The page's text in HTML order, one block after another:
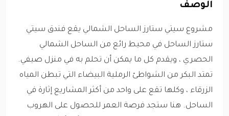
الوصف
مشروع سيتي ستارز الساحل الشمالي يقع فندق سيتي
ستارز الساحل في محيط رائع من الساحل الشمالي
الحصري ، ويقدم كل ما يمكن أن تحلم به في منزل صيفي.
تمتد البكر من الشواطئ الرملية البيضاء التي تبطن المياه
الزرقاء ، وكلها تقع على واحد من أكثر المشاريع إثارة في
الساحل. هنا ستجد فرصة العمر للحصول على الهروب